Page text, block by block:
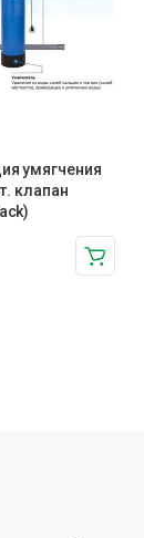
умягчения
клапан